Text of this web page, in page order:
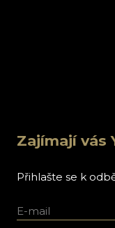
Zajímají vás
Přihlašte se k
E-mail